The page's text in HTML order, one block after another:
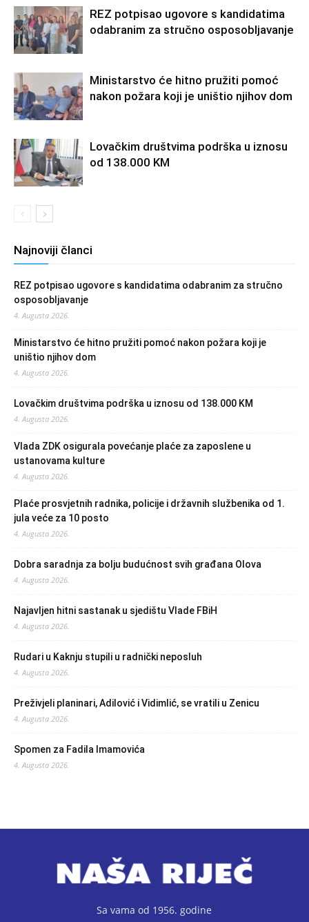
REZ potpisao ugovore s kandidatima
odabranim za stručno osposobljavanje
Ministarstvo će hitno pružiti pomoć
nakon požara koji je uništio njihov dom
Lovačkim društvima podrška u iznosu
od 138.000 KM
Najnoviji članci
REZ potpisao ugovore s kandidatima odabranim za stručno
osposobljavanje
4. Augusta 2026.
Ministarstvo će hitno pružiti pomoć nakon požara koji je
uništio njihov dom
4. Augusta 2026.
Lovačkim društvima podrška u iznosu od 138.000 KM
4. Augusta 2026.
Vlada ZDK osigurala povećanje plaće za zaposlene u
ustanovama kulture
4. Augusta 2026.
Plaće prosvjetnih radnika, policije i državnih službenika od 1.
jula veće za 10 posto
4. Augusta 2026.
Dobra saradnja za bolju budućnost svih građana Olova
4. Augusta 2026.
Najavljen hitni sastanak u sjedištu Vlade FBiH
4. Augusta 2026.
Rudari u Kaknju stupili u radnički neposluh
4. Augusta 2026.
Preživjeli planinari, Adilović i Vidimlić, se vratili u Zenicu
4. Augusta 2026.
Spomen za Fadila Imamovića
4. Augusta 2026.
Sa vama od 1956. godine